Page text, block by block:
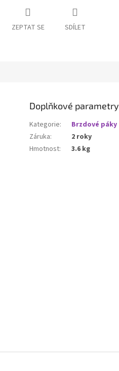
ZEPTAT SE SDÍLET
Doplňkové parametry
Kategorie:
Brzdové páky
Záruka:
2 roky
Hmotnost: 3.6 kg